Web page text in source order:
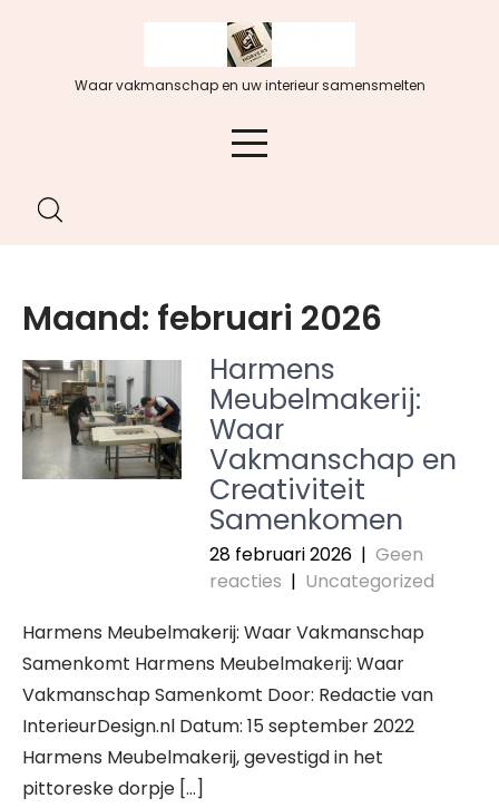
Waar vakmanschap en uw interieur samensmelten
Maand: februari 2026
Harmens
Meubelmakerij:
Waar
Vakmanschap en
Creativiteit
Samenkomen
28 februari 2026 | Geen
reacties | Uncategorized
Harmens Meubelmakerij: Waar Vakmanschap
Samenkomt Harmens Meubelmakerij: Waar
Vakmanschap Samenkomt Door: Redactie van
InterieurDesign.nl Datum: 15 september 2022
Harmens Meubelmakerij, gevestigd in het
pittoreske dorpje […]